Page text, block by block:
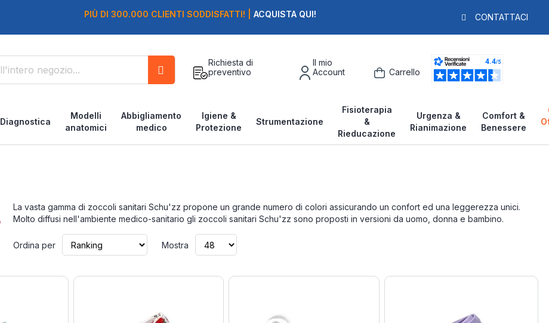
PIÙ DI 300.000 CLIENTI SODDISFATTI! | ACQUISTA QUI! PAGA IN 3X
CONTATTACI
Richiesta di
preventivo
Il mio
Account
Carrello
Diagnostica
Modelli
anatomici
Abbigliamento
medico
Igiene &
Protezione
Strumentazione
Fisioterapia
&
Rieducazione
Urgenza &
Rianimazione
Comfort &
Benessere
La vasta gamma di zoccoli sanitari Schu'zz propone un grande numero di colori assicurando un confort ed una leggerezza unici.
Molto diffusi nell'ambiente medico-sanitario gli zoccoli sanitari Schu'zz sono proposti in versioni da uomo, donna e bambino.
Ordina per
crescente
Mostra